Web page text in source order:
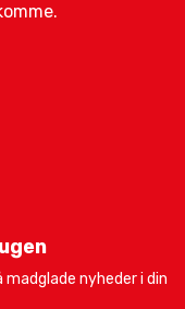
nyheder i din